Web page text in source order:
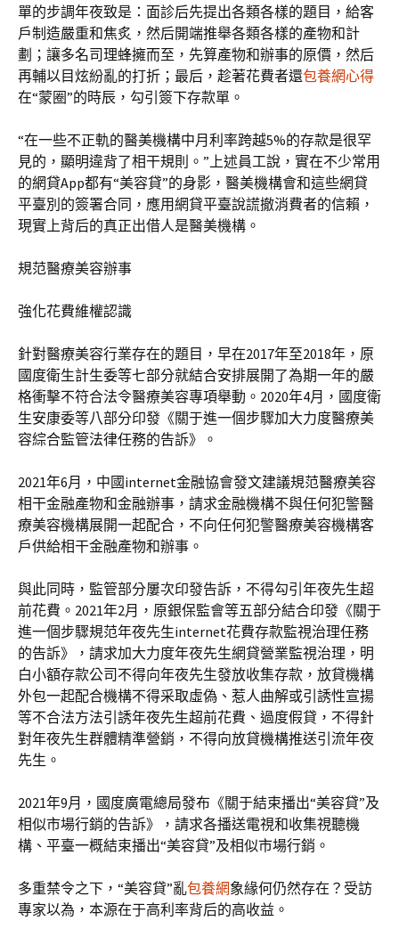
單的步調年夜致是：面診后先提出各類各樣的題目，給客
戶制造嚴重和焦炙，然后開端推舉各類各樣的產物和計
劃；讓多名司理蜂擁而至，先算產物和辦事的原價，然后
再輔以目炫紛亂的打折；最后，趁著花費者還包養網心得
在“蒙圈”的時辰，勾引簽下存款單。
“在一些不正軌的醫美機構中月利率跨越5%的存款是很罕
見的，顯明違背了相干規則。”上述員工說，實在不少常用
的網貸App都有“美容貸”的身影，醫美機構會和這些網貸
平臺別的簽署合同，應用網貸平臺說謊撤消費者的信賴，
現實上背后的真正出借人是醫美機構。
規范醫療美容辦事
強化花費維權認識
針對醫療美容行業存在的題目，早在2017年至2018年，原
國度衛生計生委等七部分就結合安排展開了為期一年的嚴
格衝擊不符合法令醫療美容專項舉動。2020年4月，國度衛
生安康委等八部分印發《關于進一個步驟加大力度醫療美
容綜合監管法律任務的告訴》。
2021年6月，中國internet金融協會發文建議規范醫療美容
相干金融產物和金融辦事，請求金融機構不與任何犯警醫
療美容機構展開一起配合，不向任何犯警醫療美容機構客
戶供給相干金融產物和辦事。
與此同時，監管部分屢次印發告訴，不得勾引年夜先生超
前花費。2021年2月，原銀保監會等五部分結合印發《關于
進一個步驟規范年夜先生internet花費存款監視治理任務
的告訴》，請求加大力度年夜先生網貸營業監視治理，明
白小額存款公司不得向年夜先生發放收集存款，放貸機構
外包一起配合機構不得采取虛偽、惹人曲解或引誘性宣揚
等不合法方法引誘年夜先生超前花費、過度假貸，不得針
對年夜先生群體精準營銷，不得向放貸機構推送引流年夜
先生。
2021年9月，國度廣電總局發布《關于結束播出“美容貸”及
相似市場行銷的告訴》，請求各播送電視和收集視聽機
構、平臺一概結束播出“美容貸”及相似市場行銷。
多重禁令之下，“美容貸”亂包養網象緣何仍然存在？受訪
專家以為，本源在于高利率背后的高收益。